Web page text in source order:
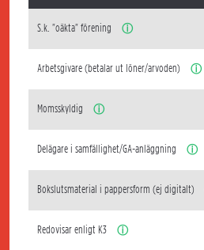
S.k. "oäkta" förening ⓘ
Arbetsgivare (betalar ut löner/arvoden) ⓘ
Momsskyldig ⓘ
Delägare i samfällighet/GA-anläggning ⓘ
Bokslutsmaterial i pappersform (ej digitalt)
Redovisar enligt K3 ⓘ